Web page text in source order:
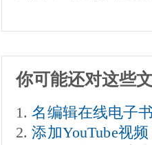
你可能还对这些
名编辑在线电子
添加YouTube视频